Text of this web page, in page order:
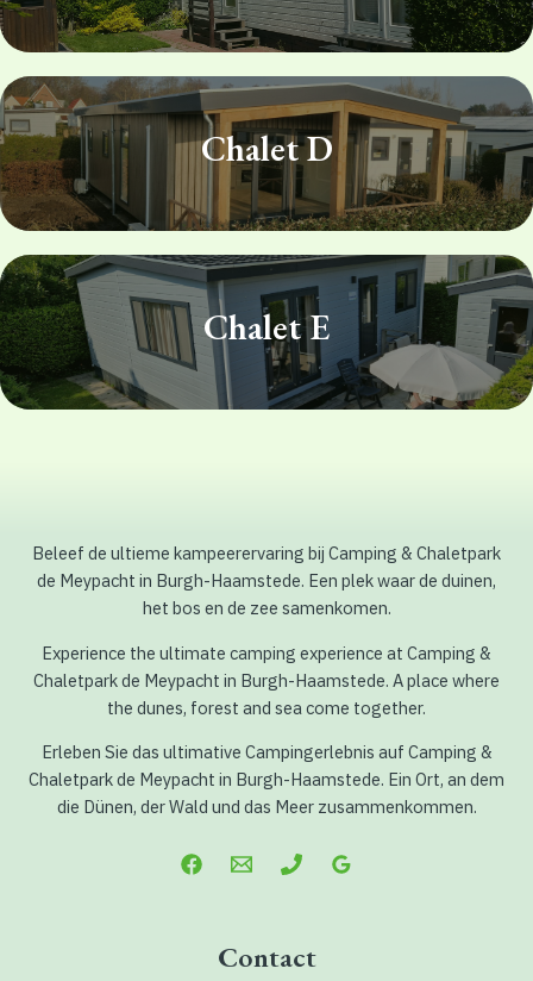
Chalet D
Chalet E
Beleef de ultieme kampeerervaring bij Camping & Chaletpark
de Meypacht in Burgh-Haamstede. Een plek waar de duinen,
het bos en de zee samenkomen.
Experience the ultimate camping experience at Camping &
Chaletpark de Meypacht in Burgh-Haamstede. A place where
the dunes, forest and sea come together.
Erleben Sie das ultimative Campingerlebnis auf Camping &
Chaletpark de Meypacht in Burgh-Haamstede. Ein Ort, an dem
die Dünen, der Wald und das Meer zusammenkommen.
Contact